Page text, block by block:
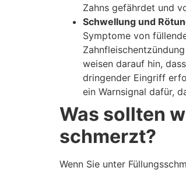
Zahns gefährdet und
Schwellung und
Symptome von
weisen darauf hin,
dringender Eingriff
ein Warnsignal dafür,
Was sollten
schmerzt?
Wenn Sie unter